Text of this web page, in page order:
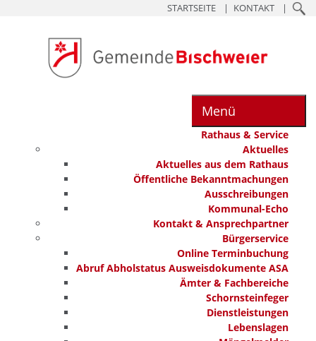
STARTSEITE KONTAKT
Menü
Rathaus & Service
Aktuelles
Aktuelles aus dem Rathaus
Öffentliche Bekanntmachungen
Ausschreibungen
Kommunal-Echo
Kontakt & Ansprechpartner
Bürgerservice
Online Terminbuchung
Abruf Abholstatus Ausweisdokumente ASA
Ämter & Fachbereiche
Schornsteinfeger
Dienstleistungen
Lebenslagen